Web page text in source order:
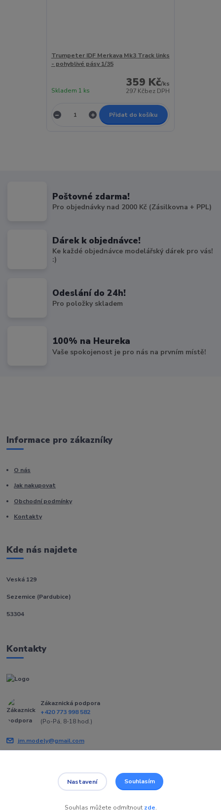
Trumpeter IDF Merkava Mk3 Track links
- pohyblivé pásy 1/35
359 Kč/ks
297 Kčbez DPH
Skladem 1 ks
Přidat do košíku
Poštovné zdarma!
Pro objednávky nad 2000 Kč (Zásilkovna + PPL)
Dárek k objednávce!
Ke každé objednávce modelářský dárek pro vás!
:)
Odeslání do 24h!
Pro položky skladem
100% na Heureka
Vaše spokojenost je pro nás na prvním místě!
Informace pro zákazníky
O nás
Jak nakupovat
Obchodní podmínky
Kontakty
Kde nás najdete
Veská 129
Sezemice (Pardubice)
53304
Kontakty
Zákaznická podpora
+420 773 998 582
(Po-Pá, 8-18 hod.)
jm.modely@gmail.com
Nastavení Souhlasím
Souhlas můžete odmítnout zde.